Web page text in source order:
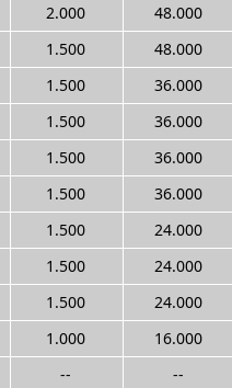
2.000 48.000
1.500 48.000
1.500 36.000
1.500 36.000
1.500 36.000
1.500 36.000
1.500 24.000
1.500 24.000
1.500 24.000
1.000 16.000
-- --